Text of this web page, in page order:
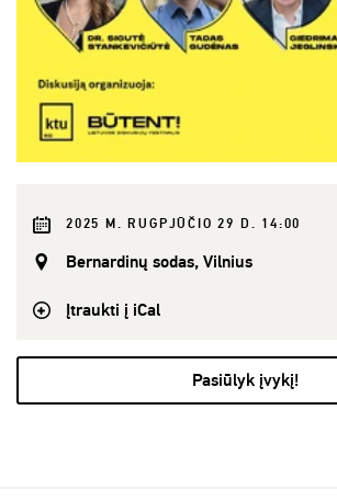
2025 M. RUGPJŪČIO 29 D. 14:00
Bernardinų sodas, Vilnius
Įtraukti į iCal
Pasiūlyk įvykį!